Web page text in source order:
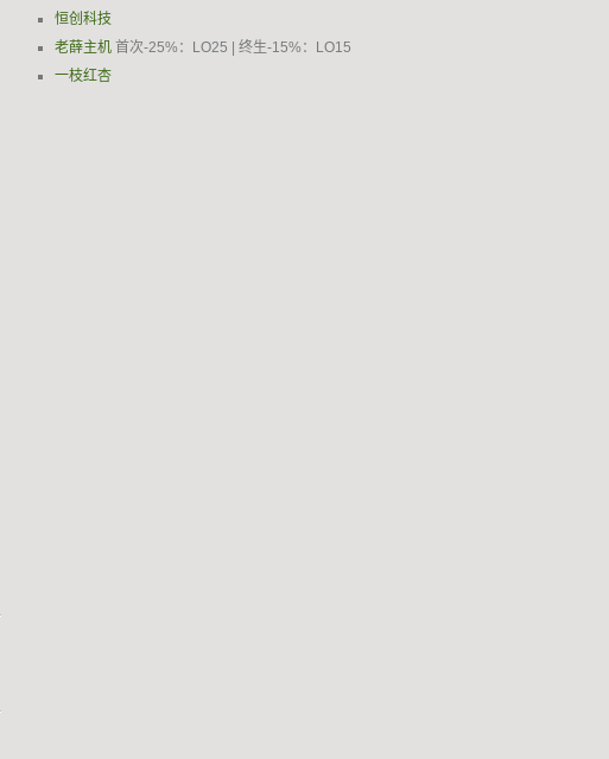
恒创科技
老薛主机 首次-25%：LO25 | 终生-15%：LO15
一枝红杏